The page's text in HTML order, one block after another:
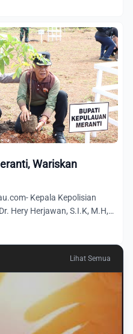
Wariskan
Kepala Kepolisian
Hery Herjawan, S.I.K, M.H,
Lihat Semua